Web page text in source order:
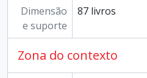
Dimensão
e suporte
87 livros
Zona do contexto